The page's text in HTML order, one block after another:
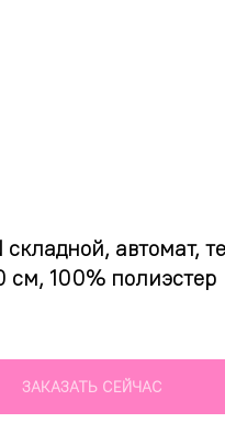
складной, автомат,
см, 100% полиэстер
ЗАКАЗАТЬ СЕЙЧАС